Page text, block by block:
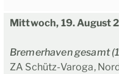
Mittwoch, 19. August
Bremerhaven gesamt
ZA Schütz-Varoga,